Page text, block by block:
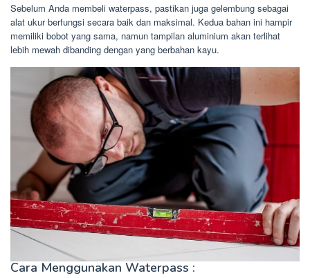
Sebelum Anda membeli waterpass, pastikan juga gelembung sebagai
alat ukur berfungsi secara baik dan maksimal. Kedua bahan ini hampir
memiliki bobot yang sama, namun tampilan aluminium akan terlihat
lebih mewah dibanding dengan yang berbahan kayu.
Cara Menggunakan Waterpass :